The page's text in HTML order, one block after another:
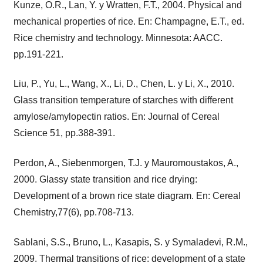
Kunze, O.R., Lan, Y. y Wratten, F.T., 2004. Physical and
mechanical properties of rice. En: Champagne, E.T., ed.
Rice chemistry and technology. Minnesota: AACC.
pp.191-221.
Liu, P., Yu, L., Wang, X., Li, D., Chen, L. y Li, X., 2010.
Glass transition temperature of starches with different
amylose/amylopectin ratios. En: Journal of Cereal
Science 51, pp.388-391.
Perdon, A., Siebenmorgen, T.J. y Mauromoustakos, A.,
2000. Glassy state transition and rice drying:
Development of a brown rice state diagram. En: Cereal
Chemistry,77(6), pp.708-713.
Sablani, S.S., Bruno, L., Kasapis, S. y Symaladevi, R.M.,
2009. Thermal transitions of rice: development of a state